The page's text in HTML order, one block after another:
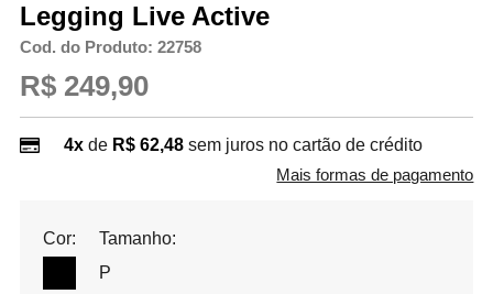
Legging Live Active
Cod. do Produto: 22758
R$ 249,90
4xde R$ 62,48 sem juros no cartão de crédito
Mais formas de pagamento
Cor:
Tamanho:
P